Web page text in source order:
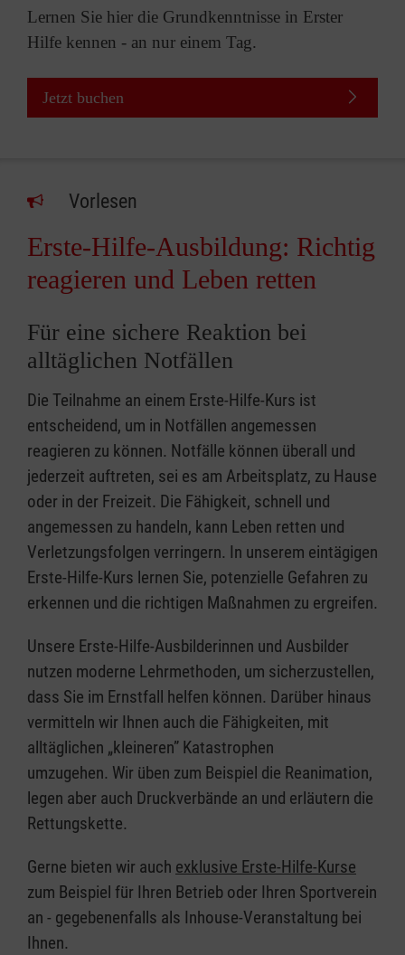
Lernen Sie hier die Grundkenntnisse in Erster
Hilfe kennen - an nur einem Tag.
Jetzt buchen
Vorlesen
Erste-Hilfe-Ausbildung: Richtig
reagieren und Leben retten
Für eine sichere Reaktion bei
alltäglichen Notfällen
Die Teilnahme an einem Erste-Hilfe-Kurs ist
entscheidend, um in Notfällen angemessen
reagieren zu können. Notfälle können überall und
jederzeit auftreten, sei es am Arbeitsplatz, zu Hause
oder in der Freizeit. Die Fähigkeit, schnell und
angemessen zu handeln, kann Leben retten und
Verletzungsfolgen verringern. In unserem eintägigen
Erste-Hilfe-Kurs lernen Sie, potenzielle Gefahren zu
erkennen und die richtigen Maßnahmen zu ergreifen.
Unsere Erste-Hilfe-Ausbilderinnen und Ausbilder
nutzen moderne Lehrmethoden, um sicherzustellen,
dass Sie im Ernstfall helfen können. Darüber hinaus
vermitteln wir Ihnen auch die Fähigkeiten, mit
alltäglichen „kleineren” Katastrophen
umzugehen. Wir üben zum Beispiel die Reanimation,
legen aber auch Druckverbände an und erläutern die
Rettungskette.
Gerne bieten wir auch exklusive Erste-Hilfe-Kurse
zum Beispiel für Ihren Betrieb oder Ihren Sportverein
an - gegebenenfalls als Inhouse-Veranstaltung bei
Ihnen.